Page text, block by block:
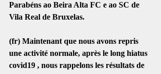
Parabéns ao Beira Alta FC e ao SC de
Vila Real de Bruxelas.
(fr) Maintenant que nous avons repris
une activité normale, après le long hiatus
covid19 , nous rappelons les résultats de